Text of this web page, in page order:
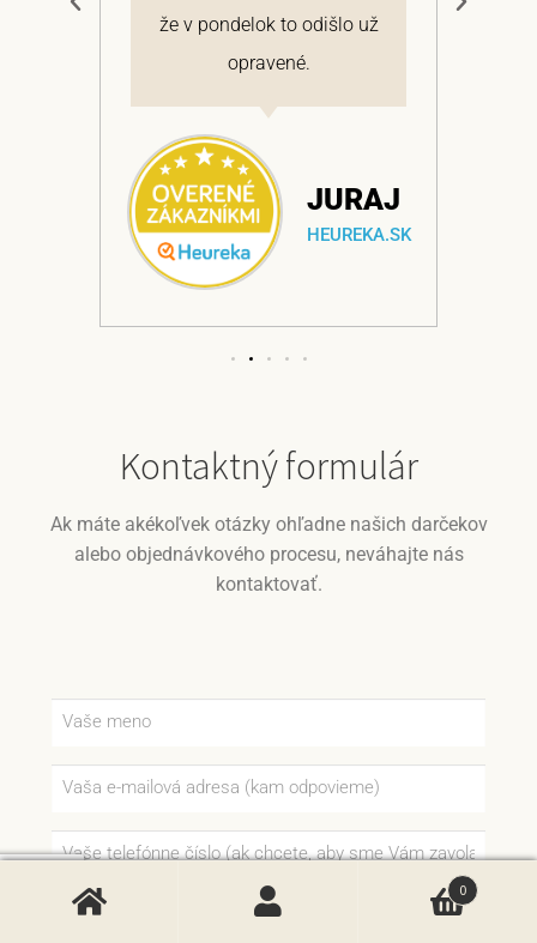
že v pondelok to odišlo už
opravené.
JURAJ
HEUREKA.SK
Kontaktný formulár
Ak máte akékoľvek otázky ohľadne našich darčekov
alebo objednávkového procesu, neváhajte nás
kontaktovať.
0